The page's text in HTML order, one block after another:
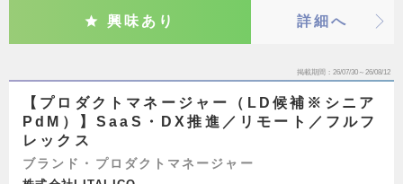
興味あり 詳細へ
掲載期間 26/07/30～26/08/12
【プロダクトマネージャー（LD候補※シニア
PdM）】SaaS・DX推進／リモート／フルフ
レックス
ブランド・プロダクトマネージャー